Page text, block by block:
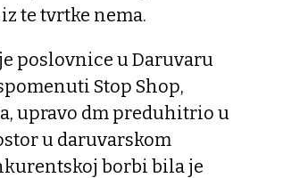
te tvrtke nema.
poslovnice u Daruvaru
Stop Shop,
upravo dm preduhitrio u
u daruvarskom
borbi bila je